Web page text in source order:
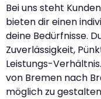
Bei uns steht
bieten dir einen
deine Bedürfnisse.
Zuverlässigkeit,
Leistungs-
von Bremen nach
möglich zu